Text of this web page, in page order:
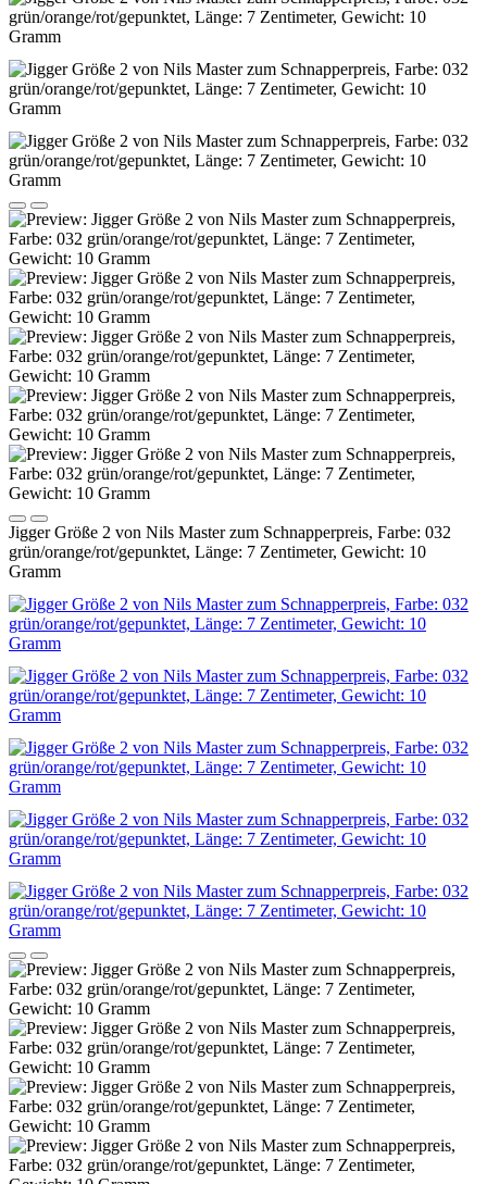
Jigger Größe 2 von Nils Master zum Schnapperpreis, Farbe: 032
grün/orange/rot/gepunktet, Länge: 7 Zentimeter, Gewicht: 10
Gramm